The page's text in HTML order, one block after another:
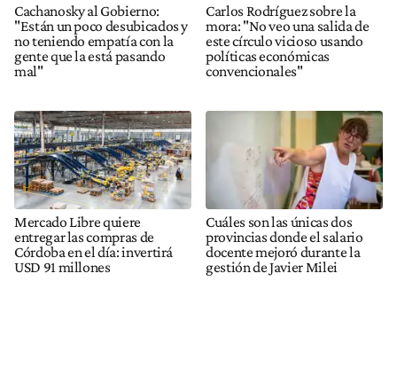
Cachanosky al Gobierno:
"Están un poco desubicados y
no teniendo empatía con la
gente que la está pasando
mal"
Carlos Rodríguez sobre la
mora: "No veo una salida de
este círculo vicioso usando
políticas económicas
convencionales"
Mercado Libre quiere
entregar las compras de
Córdoba en el día: invertirá
USD 91 millones
Cuáles son las únicas dos
provincias donde el salario
docente mejoró durante la
gestión de Javier Milei